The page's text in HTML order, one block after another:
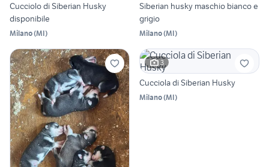
Cucciolo di Siberian Husky
disponibile
Milano(MI)
Siberian husky maschio bianco e
grigio
Milano(MI)
3
Cucciola di Siberian Husky
Milano(MI)